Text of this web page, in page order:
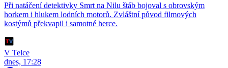
Při natáčení detektivky Smrt na Nilu štáb bojoval s obrovským
horkem i hlukem lodních motorů. Zvláštní původ filmových
kostýmů překvapil i samotné herce.
V Telce
dnes, 17:28